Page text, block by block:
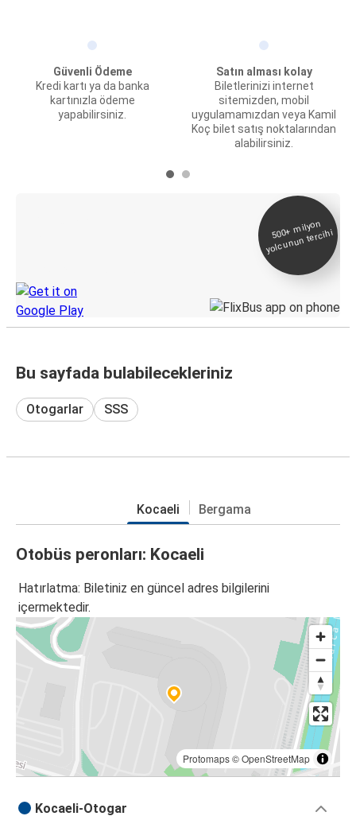
Güvenli Ödeme
Kredi kartı ya da banka
kartınızla ödeme
yapabilirsiniz.
Satın alması kolay
Biletlerinizi internet
sitemizden, mobil
uygulamamızdan veya Kamil
Koç bilet satış noktalarından
alabilirsiniz.
500+
milyon
yolcunun tercihi
Bu sayfada bulabilecekleriniz
Otogarlar SSS
Kocaeli Bergama
Otobüs peronları: Kocaeli
Hatırlatma: Biletiniz en güncel adres bilgilerini
içermektedir.
Protomaps©OpenStreetMap
Kocaeli-Otogar